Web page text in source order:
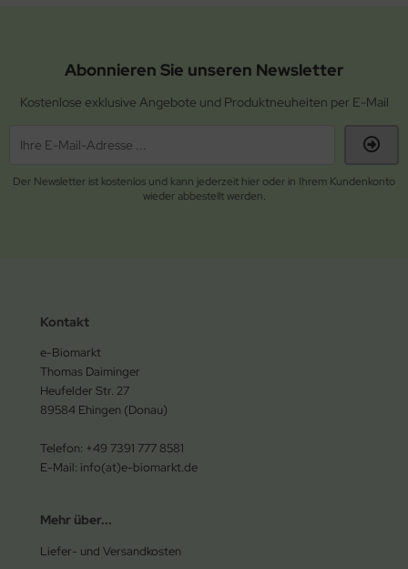
Abonnieren Sie unseren Newsletter
Kostenlose exklusive Angebote und Produktneuheiten per E-Mail
Der Newsletter ist kostenlos und kann jederzeit hier oder in Ihrem Kundenkonto
wieder abbestellt werden.
Kontakt
e-Biomarkt
Thomas Daiminger
Heufelder Str. 27
89584 Ehingen (Donau)
Telefon: +49 7391 777 8581
E-Mail: info(at)e-biomarkt.de
Mehr über...
Liefer- und Versandkosten